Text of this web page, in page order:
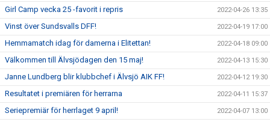
Girl Camp vecka 25 -favorit i repris 2022-04-26 13:35
Vinst över Sundsvalls DFF! 2022-04-19 17:00
Hemmamatch idag för damerna i Elitettan! 2022-04-18 09:00
Välkommen till Älvsjödagen den 15 maj! 2022-04-13 15:30
Janne Lundberg blir klubbchef i Älvsjö AIK FF! 2022-04-12 19:30
Resultatet i premiären för herrarna 2022-04-11 15:37
Seriepremiär för herrlaget 9 april! 2022-04-07 13:00